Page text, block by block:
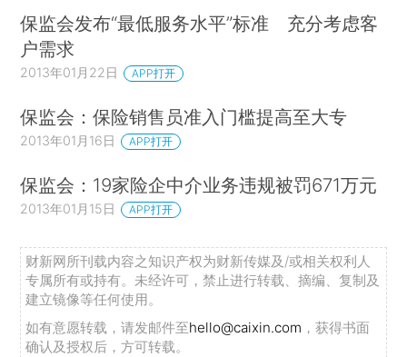
保监会发布“最低服务水平”标准 充分考虑客
户需求
2013年01月22日 APP打开
保监会：保险销售员准入门槛提高至大专
2013年01月16日 APP打开
保监会：19家险企中介业务违规被罚671万元
2013年01月15日 APP打开
财新网所刊载内容之知识产权为财新传媒及/或相关权利人
专属所有或持有。未经许可，禁止进行转载、摘编、复制及
建立镜像等任何使用。
如有意愿转载，请发邮件至hello@caixin.com ，获得书面
确认及授权后，方可转载。